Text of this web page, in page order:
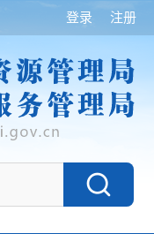
登录 注册